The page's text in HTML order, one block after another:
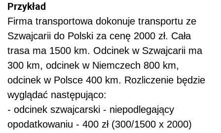
Przykład
Firma transportowa dokonuje transportu ze
Szwajcarii do Polski za cenę 2000 zł. Cała
trasa ma 1500 km. Odcinek w Szwajcarii ma
300 km, odcinek w Niemczech 800 km,
odcinek w Polsce 400 km. Rozliczenie będzie
wyglądać następująco:
- odcinek szwajcarski - niepodlegający
opodatkowaniu - 400 zł (300/1500 x 2000)